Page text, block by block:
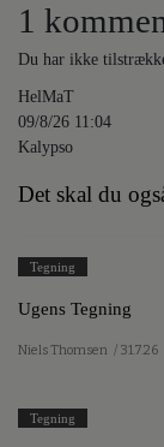
1
Du har ikke
HelMaT
09/8/26 11:04
Kalypso
Det skal du
Tegning
Ugens Tegning
Niels Thomsen / 31.7.26
Tegning